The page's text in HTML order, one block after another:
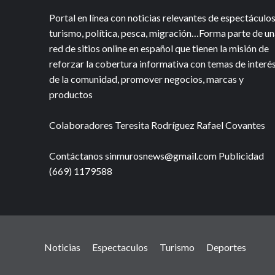
Portal en línea con noticias relevantes de espectáculos,
turismo, política, pesca, migración…Forma parte de
red de sitios online en español que tienen la misión de
reforzar la cobertura informativa con temas de interés
de la comunidad, promover negocios, marcas y
productos
Colaboradores Teresita Rodríguez Rafael Covantes
Contáctanos sinmurosnews@gmail.com Publicidad
(669) 1179588
Noticias Espectaculos Turismo Deportes